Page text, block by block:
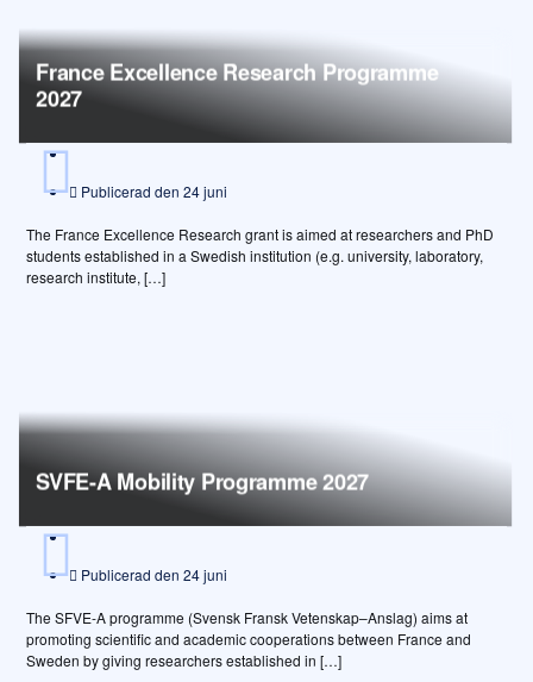
France Excellence Research Programme
2027
Publicerad den 24 juni
The France Excellence Research grant is aimed at researchers and PhD
students established in a Swedish institution (e.g. university, laboratory,
research institute, […]
SVFE-A Mobility Programme 2027
Publicerad den 24 juni
The SFVE-A programme (Svensk Fransk Vetenskap–Anslag) aims at
promoting scientific and academic cooperations between France and
Sweden by giving researchers established in […]